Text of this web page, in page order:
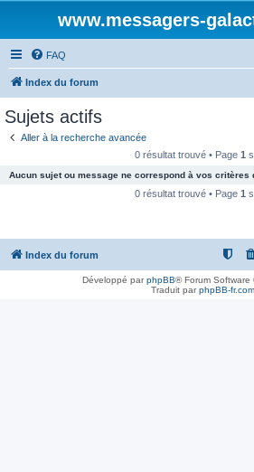
www.messagers-
FAQ
Index du forum
Sujets actifs
Aller à la recherche avancée
0 résultat trouvé • Page 1
Aucun sujet ou message ne correspond à vos critères
0 résultat trouvé • Page 1
Index du forum
Développé parphpBB® Forum Software
Traduit parphpBB-fr.com